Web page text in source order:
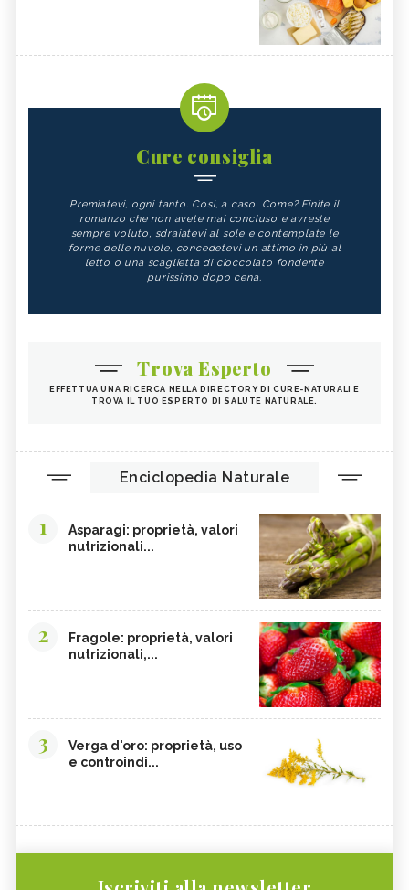
Cure consiglia
Premiatevi, ogni tanto. Così, a caso. Come? Finite il
romanzo che non avete mai concluso e avreste
sempre voluto, sdraiatevi al sole e contemplate le
forme delle nuvole, concedetevi un attimo in più al
letto o una scaglietta di cioccolato fondente
purissimo dopo cena.
Trova Esperto
EFFETTUA UNA RICERCA NELLA DIRECTORY DI CURE-NATURALI E
TROVA IL TUO ESPERTO DI SALUTE NATURALE.
Enciclopedia Naturale
1
Asparagi: proprietà, valori
nutrizionali...
2
Fragole: proprietà, valori
nutrizionali,...
3
Verga d'oro: proprietà, uso
e controindi...